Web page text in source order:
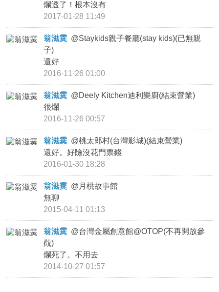
爛透了！根本沒有
2017-01-28 11:49
翁滋霙 @Staykids親子餐廳(stay kids)(已無親
子)
還好
2016-11-26 01:00
翁滋霙 @Deely Kitchen迪利樂廚(結束營業)
很爛
2016-11-26 00:57
翁滋霙 @桃太郎村(台灣影城)(結束營業)
還好。好險沒花門票錢
2016-01-30 18:28
翁滋霙 @ 月桃故事館
無聊
2015-04-11 01:13
翁滋霙 @台灣金屬創意館@OTOP(不再開放參
觀)
爛死了。不用去
2014-10-27 01:57